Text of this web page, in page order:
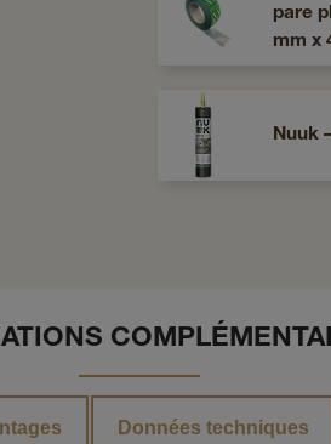
pare
mm x
Nuuk
Données techniques